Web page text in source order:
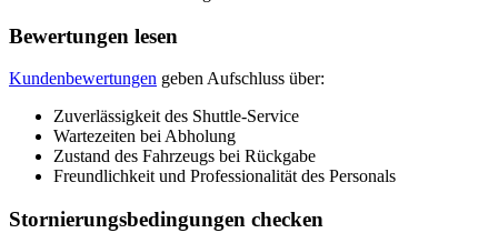
Bewertungen lesen
Kundenbewertungen geben Aufschluss über:
Zuverlässigkeit des Shuttle-Service
Wartezeiten bei Abholung
Zustand des Fahrzeugs bei Rückgabe
Freundlichkeit und Professionalität des Personals
Stornierungsbedingungen checken